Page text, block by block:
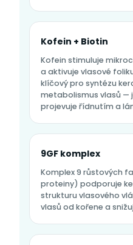
Kofein + Biotin
Kofein stimuluje
a aktivuje vlasové
klíčový pro syntézu
metabolismus vlasů —
projevuje řídnutím a
9GF komplex
Komplex 9 růstových
proteiny) podporuje
strukturu vlasového
vlasů od kořene a